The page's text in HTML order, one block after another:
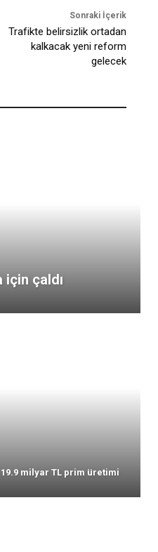
Sonraki İçerik
Trafikte belirsizlik ortadan
kalkacak yeni reform
gelecek
için çaldı
milyar TL prim üretimi